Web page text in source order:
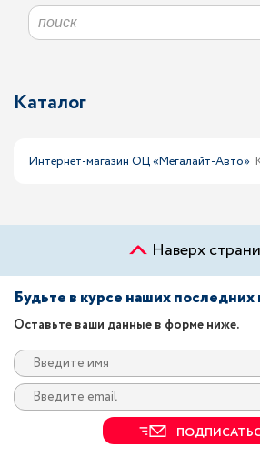
Каталог
Интернет-магазин ОЦ «Мегалайт-Авто»
Наверх
Будьте в курсе наших последних
Оставьте ваши данные в форме ниже.